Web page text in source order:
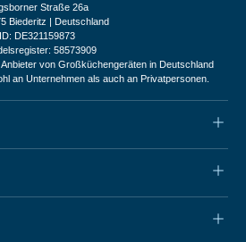
Straße 26a
Biederitz | Deutschland
DE321159873
58573909
von Großküchengeräten in Deutschland
an Unternehmen als auch an Privatpersonen.